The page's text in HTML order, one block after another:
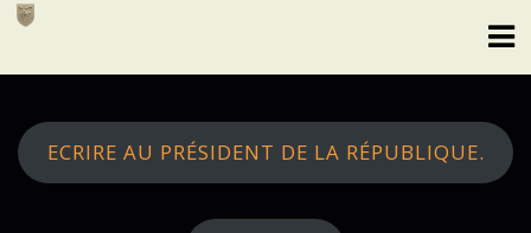
Skip
ECRIRE AU PRÉSIDENT DE LA RÉPUBLIQUE.